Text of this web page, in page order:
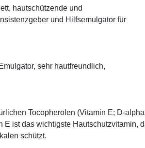
hautschützende und
und Hilfsemulgator für
sehr hautfreundlich,
Tocopherolen (Vitamin E; D-
E ist das wichtigste Hautschutzvitamin,
schützt.